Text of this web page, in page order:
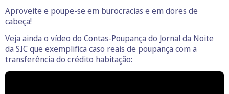
Aproveite e poupe-se em burocracias e em dores de
cabeça!
Veja ainda o vídeo do Contas-Poupança do Jornal da Noite
da SIC que exemplifica caso reais de poupança com a
transferência do crédito habitação: